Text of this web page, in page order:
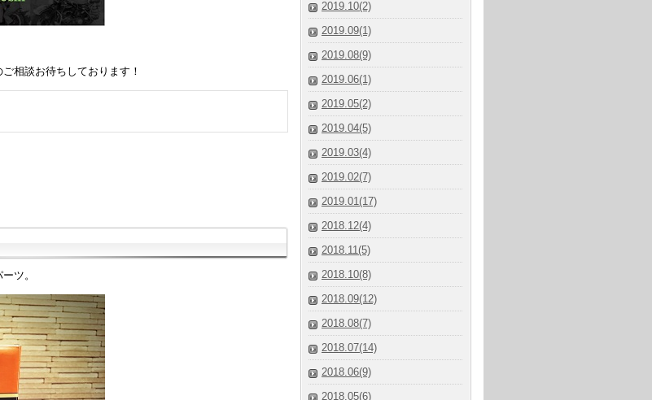
相談お待ちしております！
ツ。
2019.10(2)
2019.09(1)
2019.08(9)
2019.06(1)
2019.05(2)
2019.04(5)
2019.03(4)
2019.02(7)
2019.01(17)
2018.12(4)
2018.11(5)
2018.10(8)
2018.09(12)
2018.08(7)
2018.07(14)
2018.06(9)
2018.05(6)